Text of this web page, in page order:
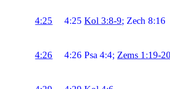
4:25 4:25Kol 3:8-9; Zech 8:16
4:26 4:26Psa 4:4; Zems 1:19-20